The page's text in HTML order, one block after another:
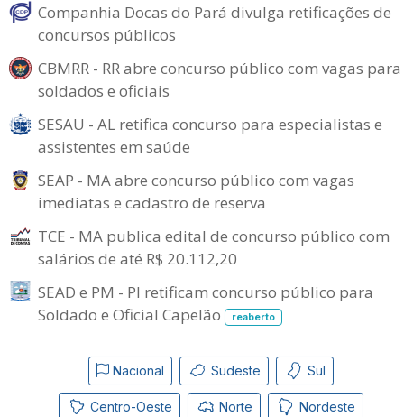
Companhia Docas do Pará divulga retificações de
concursos públicos
CBMRR - RR abre concurso público com vagas para
soldados e oficiais
SESAU - AL retifica concurso para especialistas e
assistentes em saúde
SEAP - MA abre concurso público com vagas
imediatas e cadastro de reserva
TCE - MA publica edital de concurso público com
salários de até R$ 20.112,20
SEAD e PM - PI retificam concurso público para
Soldado e Oficial Capelão
reaberto
Nacional Sudeste Sul
Centro-Oeste Norte Nordeste